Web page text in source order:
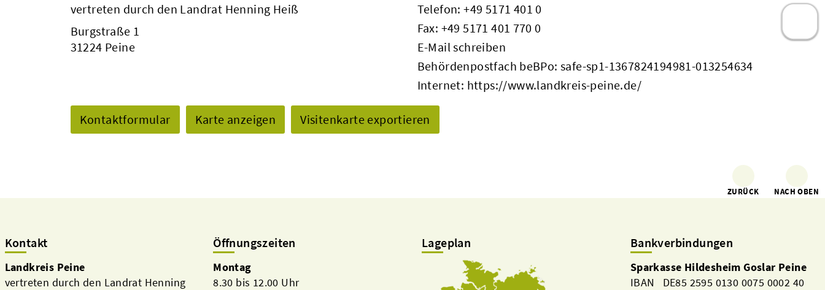
vertreten durch den Landrat Henning Heiß
Burgstraße 1
31224 Peine
Telefon:+49 5171 401 0
Fax: +49 5171 401 770 0
E-Mail schreiben
Behördenpostfach beBPo: safe-sp1-1367824194981-013254634
Internet: https://www.landkreis-peine.de/
Kontaktformular Karte anzeigen Visitenkarte exportieren
ZURÜCK NACH OBEN
Kontakt
Landkreis Peine
vertreten durch den Landrat Henning
Öffnungszeiten
Montag
8.30 bis 12.00 Uhr
Lageplan Bankverbindungen
Sparkasse Hildesheim Goslar Peine
IBAN DE85 2595 0130 0075 0002 40